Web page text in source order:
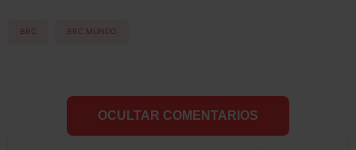
BBC BBC MUNDO
OCULTAR COMENTARIOS